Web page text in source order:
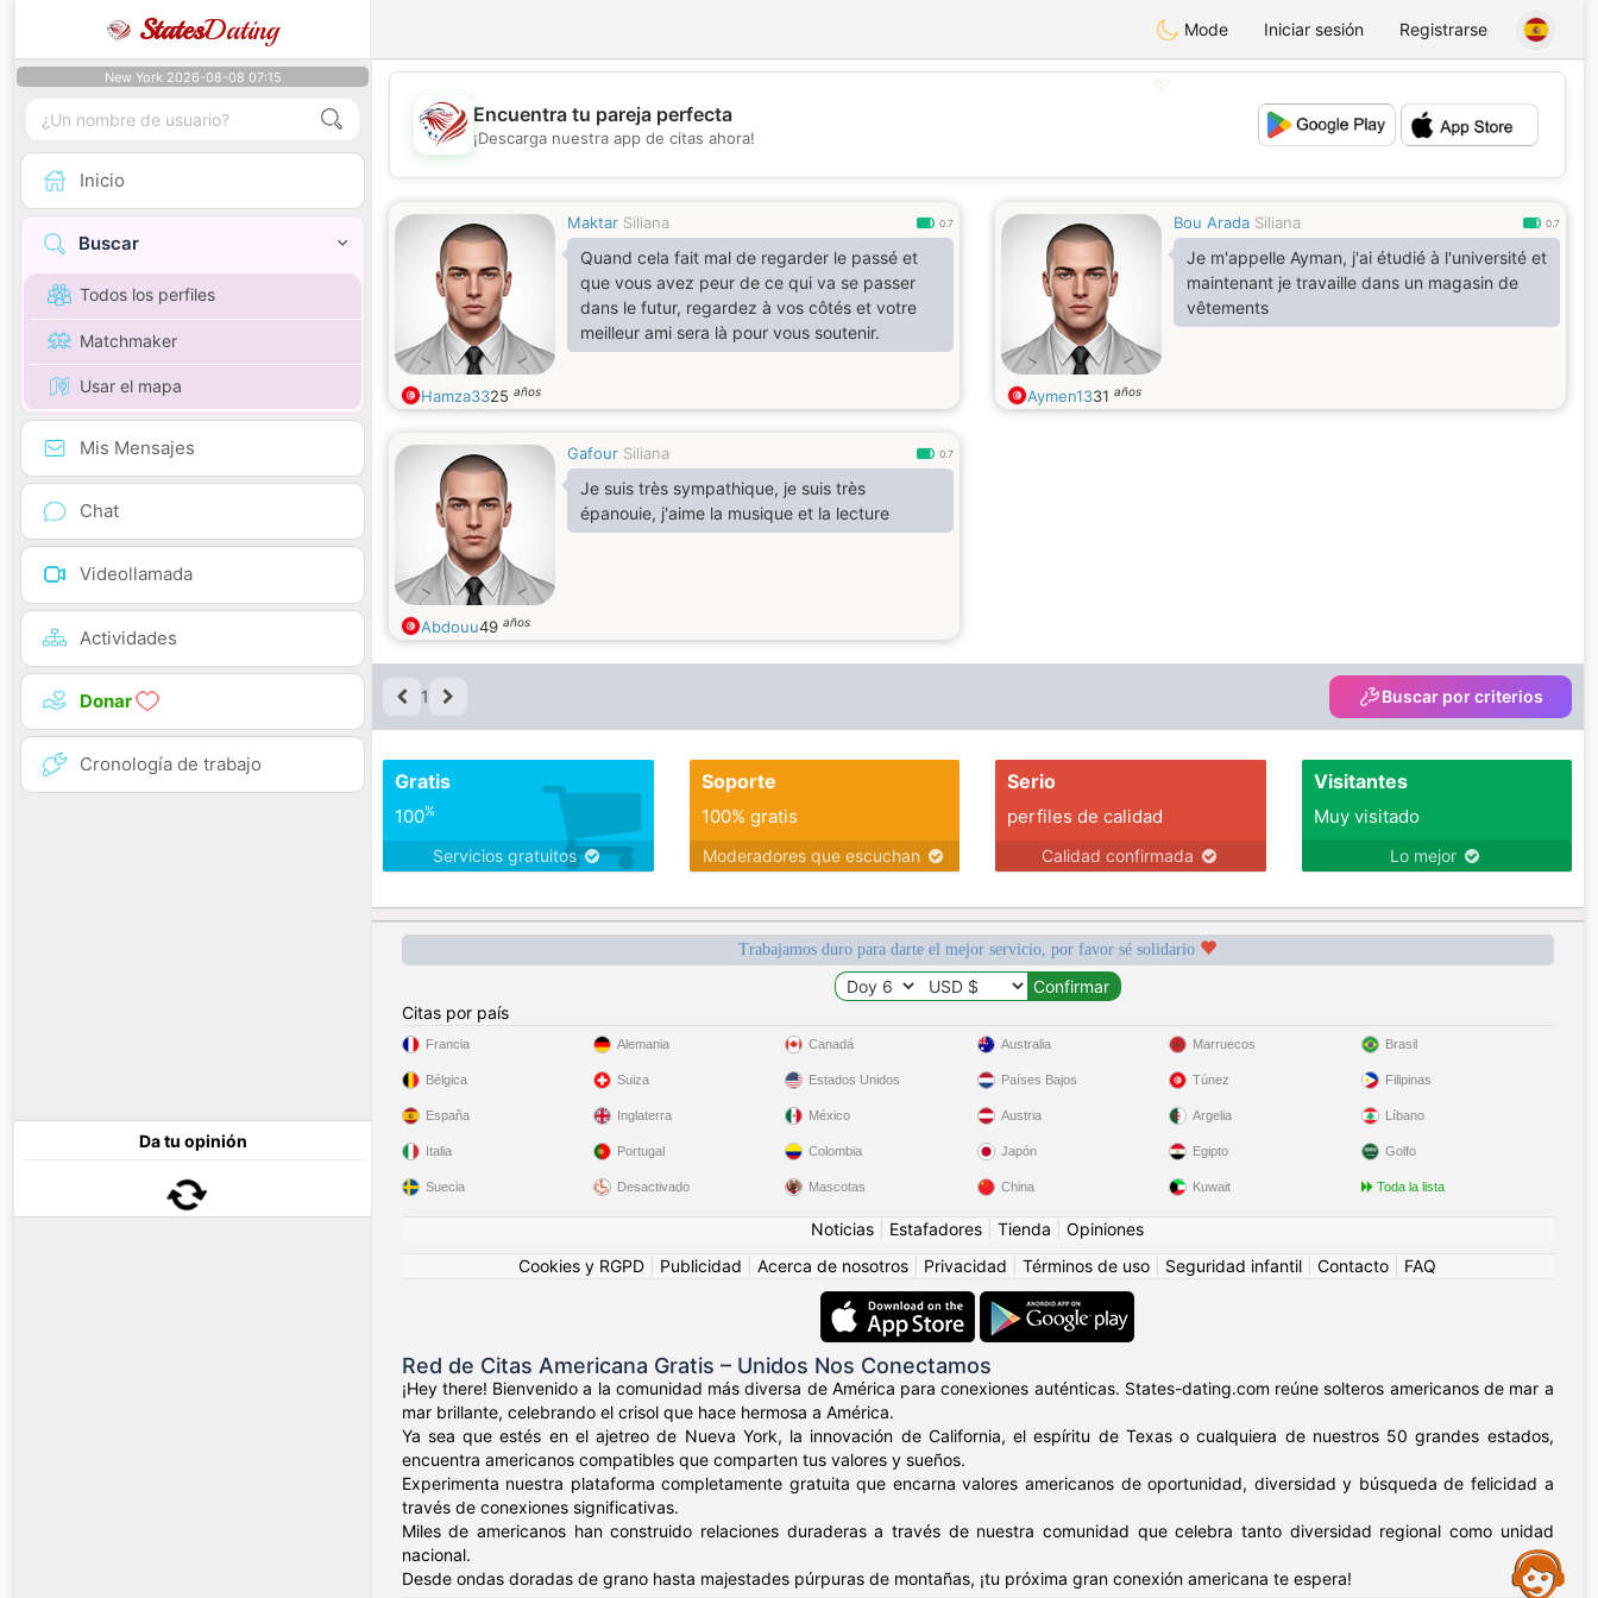
StatesDating Mode Iniciar sesión Registrarse
New York 2026-08-08 07:15
Inicio
Buscar
Todos los perfiles
Matchmaker
Usar el mapa
Mis Mensajes
Chat
Videollamada
Actividades
Donar
Cronología de trabajo
Da tu opinión
💖
💕
Encuentra tu pareja perfecta
¡Descarga nuestra app de citas ahora!
Maktar Siliana 0.7
Quand cela fait mal de regarder le passé et
que vous avez peur de ce qui va se passer
dans le futur, regardez à vos côtés et votre
meilleur ami sera là pour vous soutenir.
Hamza3325 años
Bou Arada Siliana 0.7
Je m'appelle Ayman, j'ai étudié à l'université et
maintenant je travaille dans un magasin de
vêtements
Aymen1331 años
Gafour Siliana 0.7
Je suis très sympathique, je suis très
épanouie, j'aime la musique et la lecture
Abdouu49 años
1 Buscar por criterios
Gratis
100%
Servicios gratuitos
Soporte
100% gratis
Moderadores que escuchan
Serio
perfiles de calidad
Calidad confirmada
Visitantes
Muy visitado
Lo mejor
Trabajamos duro para darte el mejor servicio, por favor sé solidario
Citas por país
Francia
Bélgica
España
Italia
Suecia
Alemania
Suiza
Inglaterra
Portugal
Desactivado
Canadá
Estados Unidos
México
Colombia
Mascotas
Australia
Países Bajos
Austria
Japón
China
Marruecos
Túnez
Argelia
Egipto
Kuwait
Brasil
Filipinas
Líbano
Golfo
Toda la lista
Noticias Estafadores Tienda
Opiniones
Cookies y RGPD
Publicidad Acerca de nosotros Privacidad Términos de uso Seguridad infantil Contacto FAQ
Red de Citas Americana Gratis – Unidos Nos Conectamos
¡Hey there! Bienvenido a la comunidad más diversa de América para conexiones auténticas. States-dating.com reúne solteros americanos de mar a
mar brillante, celebrando el crisol que hace hermosa a América.
Ya sea que estés en el ajetreo de Nueva York, la innovación de California, el espíritu de Texas o cualquiera de nuestros 50 grandes estados,
encuentra americanos compatibles que comparten tus valores y sueños.
Experimenta nuestra plataforma completamente gratuita que encarna valores americanos de oportunidad, diversidad y búsqueda de felicidad a
través de conexiones significativas.
Miles de americanos han construido relaciones duraderas a través de nuestra comunidad que celebra tanto diversidad regional como unidad
nacional.
Desde ondas doradas de grano hasta majestades púrpuras de montañas, ¡tu próxima gran conexión americana te espera!